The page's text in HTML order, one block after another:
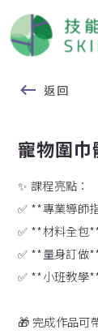
返回
寵物圍巾
✨ 課程亮點：
✅ **專業導師
✅ **材料全包
✅ **量身訂做
✅ **小班教學
🎁 完成作品可